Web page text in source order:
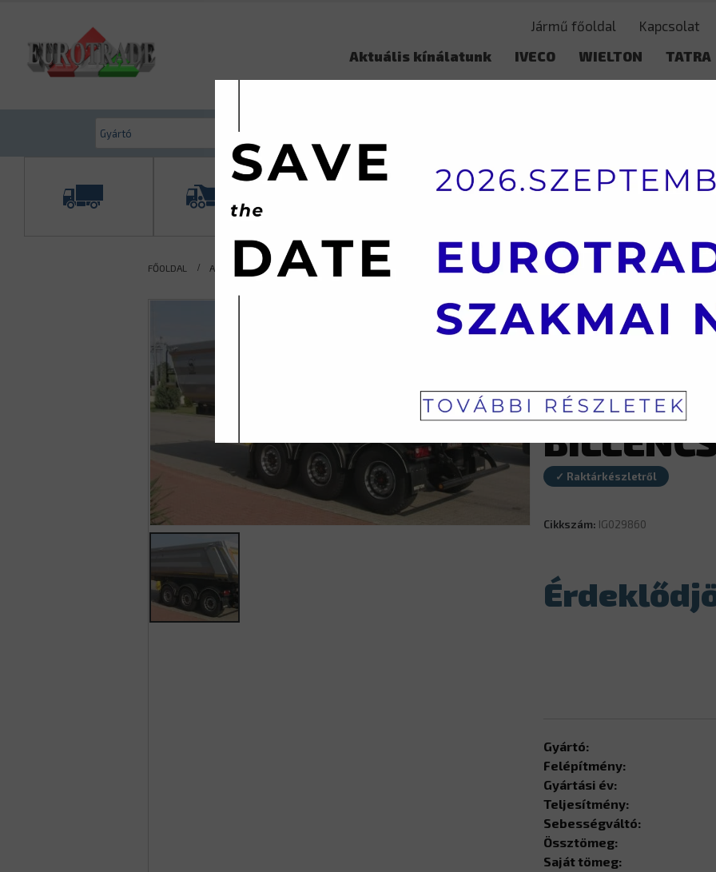
Jármű főoldal
Kapcsolat
Aktuális kínálatunk
IVECO WIELTON
TATRA
FŐOLDAL AKTUÁLIS KÍNÁLATUNK FÉLPÓTKOCSI WIELTON – ALUMÍNIUM BILLENCS
✓ Raktárkészletről
Cikkszám: IG029860
Gyártó:
Felépítmény:
Gyártási év:
Teljesítmény:
Sebességváltó:
Össztömeg:
Saját tömeg: